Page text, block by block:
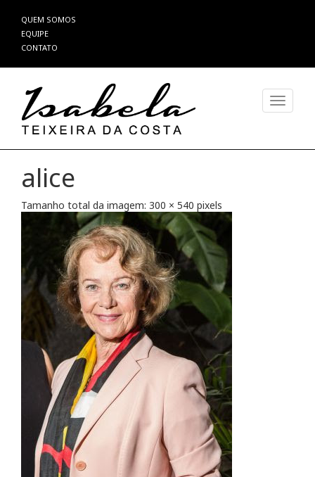
Pular
para
o
QUEM SOMOS
EQUIPE
CONTATO
alice
Tamanho total da imagem: 300 × 540 pixels